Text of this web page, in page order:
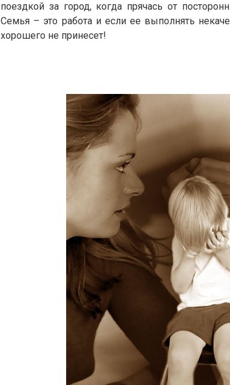
поездкой за город, когда прячась от
Семья – это работа и если ее выполнять
хорошего не принесет!